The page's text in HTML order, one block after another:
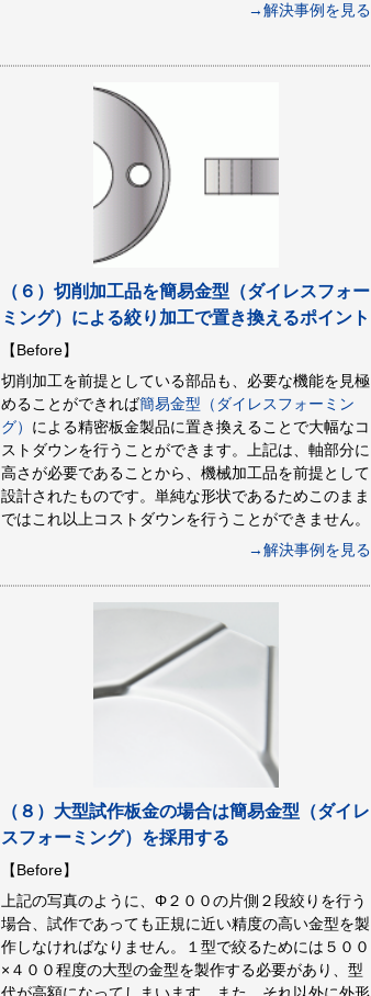
→解決事例を見る
（６）切削加工品を簡易金型（ダイレスフォー
ミング）による絞り加工で置き換えるポイント
【Before】
切削加工を前提としている部品も、必要な機能を見極
めることができれば簡易金型（ダイレスフォーミン
グ） による精密板金製品に置き換えることで大幅なコ
ストダウンを行うことができます。上記は、軸部分に
高さが必要であることから、機械加工品を前提として
設計されたものです。単純な形状であるためこのまま
ではこれ以上コストダウンを行うことができません。
→解決事例を見る
（８）大型試作板金の場合は簡易金型（ダイレ
スフォーミング）を採用する
【Before】
上記の写真のように、Φ２００の片側２段絞りを行う
場合、試作であっても正規に近い精度の高い金型を製
作しなければなりません。１型で絞るためには５００
×４００程度の大型の金型を製作する必要があり、型
代が高額になってしまいます。また、それ以外に外形